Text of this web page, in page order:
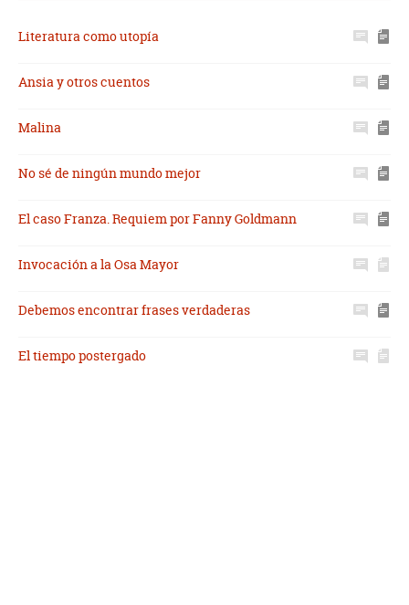
Literatura como utopía
Ansia y otros cuentos
Malina
No sé de ningún mundo mejor
El caso Franza. Requiem por Fanny Goldmann
Invocación a la Osa Mayor
Debemos encontrar frases verdaderas
El tiempo postergado